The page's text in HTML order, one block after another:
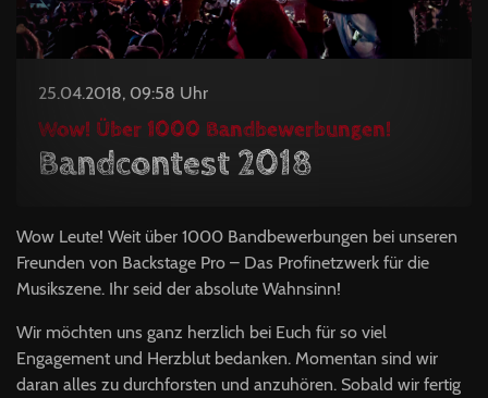
25.04.2018, 09:58 Uhr
Wow! Über 1000 Bandbewerbungen!
Bandcontest 2018
Wow Leute! Weit über 1000 Bandbewerbungen bei unseren
Freunden von Backstage Pro – Das Profinetzwerk für die
Musikszene. Ihr seid der absolute Wahnsinn!
Wir möchten uns ganz herzlich bei Euch für so viel
Engagement und Herzblut bedanken. Momentan sind wir
daran alles zu durchforsten und anzuhören. Sobald wir fertig